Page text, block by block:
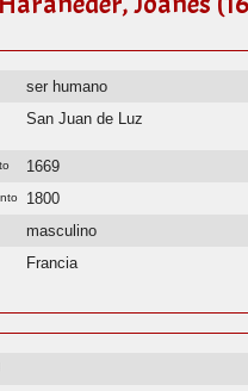
ser humano
San Juan de Luz
1669
1800
masculino
Francia